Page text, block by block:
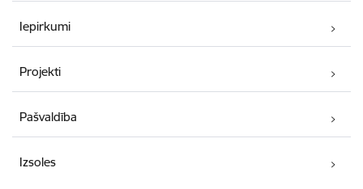
Iepirkumi
Projekti
Pašvaldība
Izsoles